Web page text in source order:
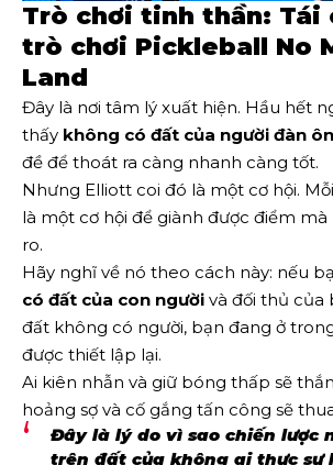
Trò chơi tinh thần: Tái
trò chơi Pickleball No
Land
Đây là nơi tâm lý xuất hiện. Hầu hết
thấy không có đất của người đàn
đề để thoát ra càng nhanh càng tốt.
Nhưng Elliott coi đó là một cơ hội.
là một cơ hội để giành được điểm
ro.
Hãy nghĩ về nó theo cách này: nếu
có đất của con người và đối thủ của
đất không có người, bạn đang ở
được thiết lập lại.
Ai kiên nhẫn và giữ bóng thấp sẽ
hoảng sợ và cố gắng tấn công sẽ
Đây là lý do vì sao chiến lược
trên đất của không ai thực sự